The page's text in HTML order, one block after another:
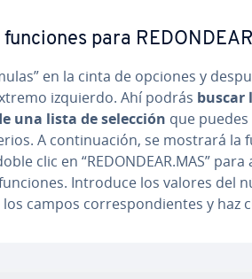
para
en la cinta de opciones y
izquierdo. Ahí podrás buscar
una lista de selección que
A co­n­ti­nua­ción, se mostrará la
clic en “REDONDEAR.MAS”
Introduce los valores del
campos co­rre­s­po­n­die­n­tes y haz